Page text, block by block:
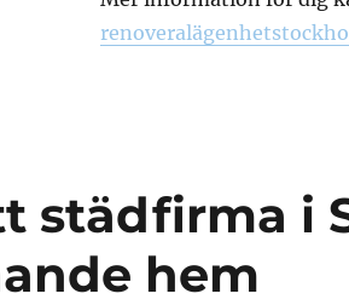
städfirma i
hem